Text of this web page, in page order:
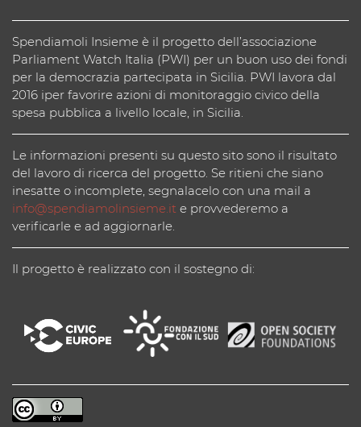
Spendiamoli Insieme è il progetto dell’associazione
Parliament Watch Italia (PWI) per un buon uso dei fondi
per la democrazia partecipata in Sicilia. PWI lavora dal
2016 iper favorire azioni di monitoraggio civico della
spesa pubblica a livello locale, in Sicilia.
Le informazioni presenti su questo sito sono il risultato
del lavoro di ricerca del progetto. Se ritieni che siano
inesatte o incomplete, segnalacelo con una mail a
info@spendiamolinsieme.it e provvederemo a
verificarle e ad aggiornarle.
Il progetto è realizzato con il sostegno di: